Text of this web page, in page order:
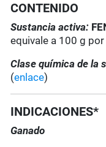
CONTENIDO
Sustancia activa:
equivale a 100 g
Clase química de la
(enlace)
INDICACIONES*
Ganado